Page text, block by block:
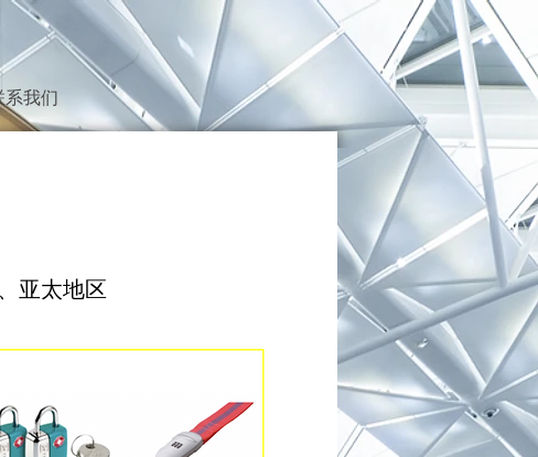
系我们
亚太地区